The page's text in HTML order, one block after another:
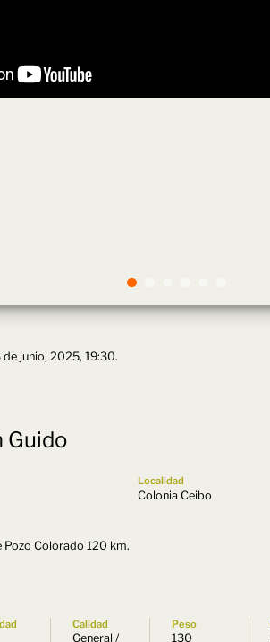
de junio, 2025, 19:30.
Guido
Localidad
Colonia Ceibo
Pozo Colorado 120 km.
Calidad
General /
Peso
130